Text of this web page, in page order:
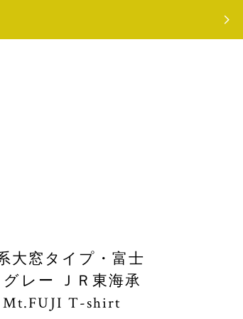
大窓タイプ・富士
レー ＪＲ東海承
T-shirt